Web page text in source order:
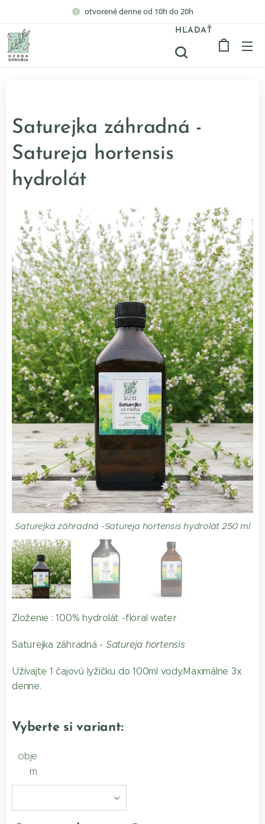
otvorené denne od 10h do 20h
HĽADAŤ
Saturejka záhradná -
Satureja hortensis
hydrolát
Saturejka záhradná -Satureja hortensis hydrolát 250 ml
Saturejka záhradná hydrolát
Zloženie : 100% hydrolát -floral water
Saturejka záhradná - Satureja hortensis
Užívajte 1 čajovú lyžičku do 100ml vody.Maximálne 3x
denne.
Vyberte si variant:
obje
m